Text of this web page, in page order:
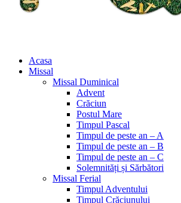
Acasa
Missal
Missal Duminical
Advent
Crăciun
Postul Mare
Timpul Pascal
Timpul de peste an – A
Timpul de peste an – B
Timpul de peste an – C
Solemnități și Sărbători
Missal Ferial
Timpul Adventului
Timpul Crăciunului